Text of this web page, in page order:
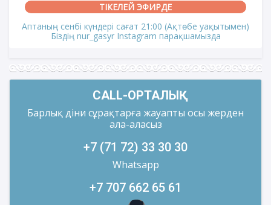
ТІКЕЛЕЙ ЭФИРДЕ
Аптаның сенбі күндері сағат 21:00 (Ақтөбе уақытымен)
Біздің nur_gasyr Instagram парақшамызда
CALL-ОРТАЛЫҚ
Барлық діни сұрақтарға жауапты осы жерден
ала-аласыз
+7 (71 72) 33 30 30
Whatsapp
+7 707 662 65 61